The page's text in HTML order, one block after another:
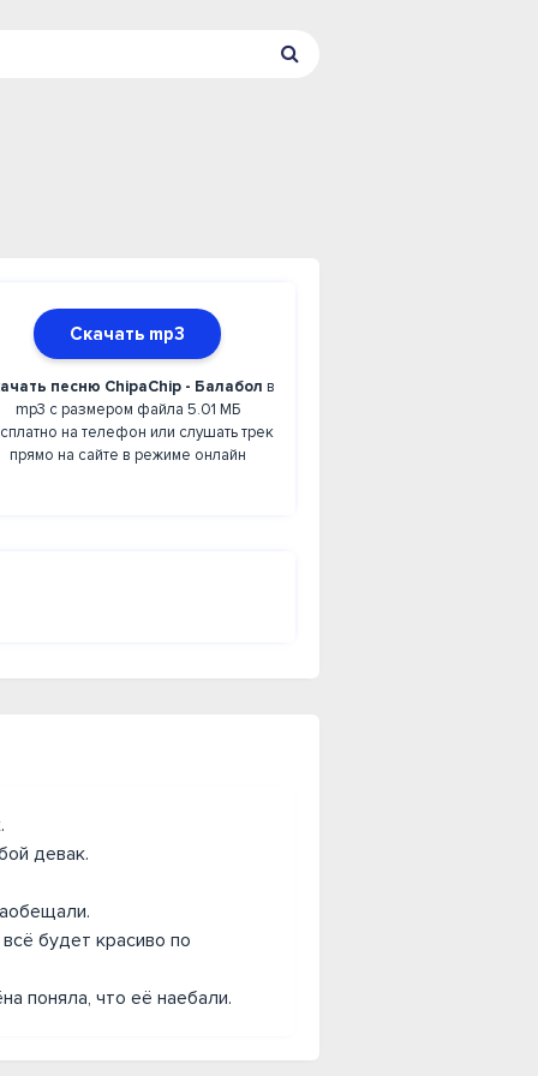
Скачать mp3
песню ChipaChip - Балабол в
mp3 с размером файла 5.01 МБ
на телефон или слушать трек
прямо на сайте в режиме онлайн
девак.
будет красиво по
поняла, что её наебали.